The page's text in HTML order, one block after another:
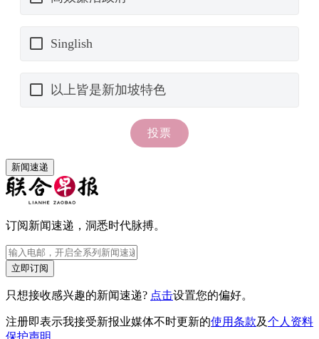
新闻速递
订阅新闻速递，洞悉时代脉搏。
立即订阅
只想接收感兴趣的新闻速递? 点击设置您的偏好。
注册即表示我接受新报业媒体不时更新的使用条款及个人资料
保护声明